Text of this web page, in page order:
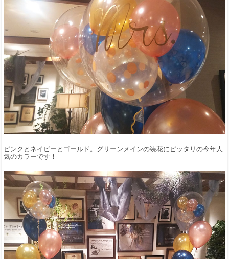
ピンクとネイビーとゴールド。グリーンメインの装花にピッタリの今年人
気のカラーです！